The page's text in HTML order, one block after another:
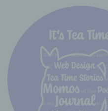
Hinzuziehung
mehr einer
zugeordnet werden
zusätzlichen
aufbewahrt werden
organisatorischen
gewährleisten, dass
Daten nicht einer
identifizierbaren
zugewiesen werden.